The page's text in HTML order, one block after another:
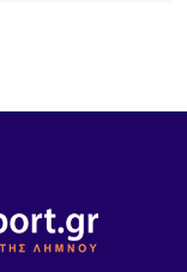
Λήμνο –